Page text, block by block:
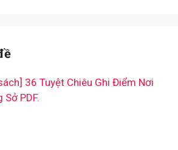
36 Tuyệt Chiêu Ghi Điểm Nơi
Sở PDF.